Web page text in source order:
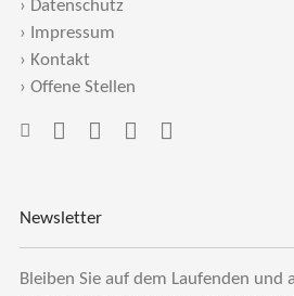
› Datenschutz
›
Impressum
› Kontakt
› Offene Stellen
Newsletter
Bleiben Sie auf dem Laufenden und